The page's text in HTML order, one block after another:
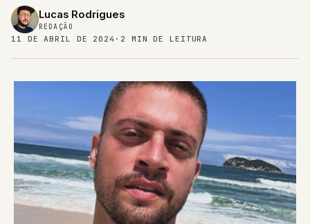
Lucas Rodrigues
REDAÇÃO
11 DE ABRIL DE 2024 · 2 MIN DE LEITURA